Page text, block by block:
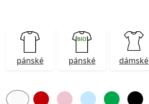
pánské pánské dámské